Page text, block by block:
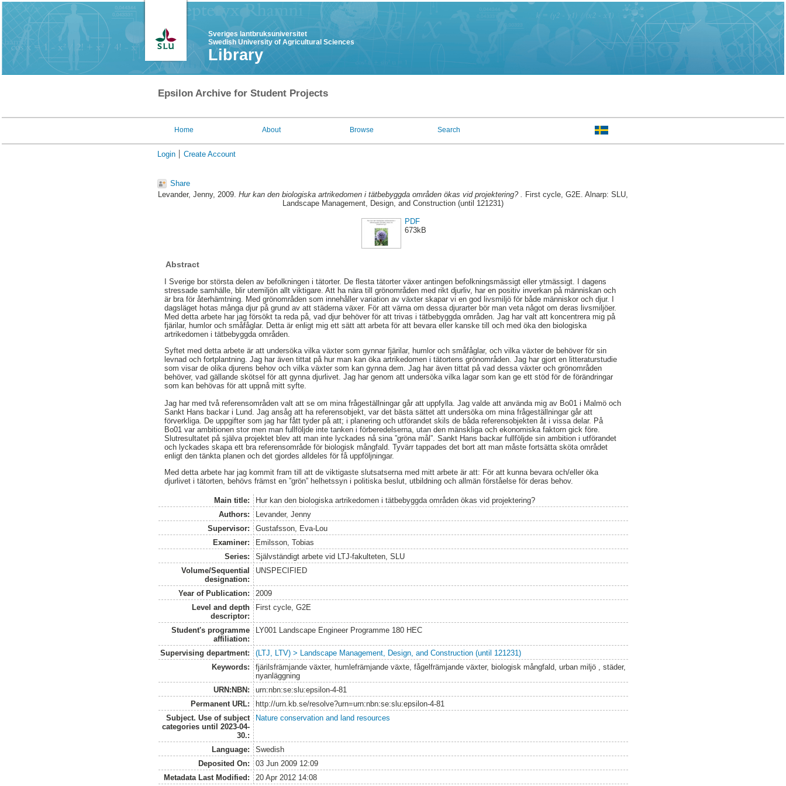
Sveriges lantbruksuniversitet
Swedish University of Agricultural Sciences
Library
Epsilon Archive for Student Projects
Home About Browse Search
Login Create Account
Share
Levander, Jenny, 2009. Hur kan den biologiska artrikedomen i tätbebyggda områden ökas vid projektering? . First cycle, G2E. Alnarp: SLU,
Landscape Management, Design, and Construction (until 121231)
PDF
673kB
Abstract
I Sverige bor största delen av befolkningen i tätorter. De flesta tätorter växer antingen befolkningsmässigt eller ytmässigt. I dagens
stressade samhälle, blir utemiljön allt viktigare. Att ha nära till grönområden med rikt djurliv, har en positiv inverkan på människan och
är bra för återhämtning. Med grönområden som innehåller variation av växter skapar vi en god livsmiljö för både människor och djur. I
dagsläget hotas många djur på grund av att städerna växer. För att värna om dessa djurarter bör man veta något om deras livsmiljöer.
Med detta arbete har jag försökt ta reda på, vad djur behöver för att trivas i tätbebyggda områden. Jag har valt att koncentrera mig på
fjärilar, humlor och småfåglar. Detta är enligt mig ett sätt att arbeta för att bevara eller kanske till och med öka den biologiska
artrikedomen i tätbebyggda områden.
Syftet med detta arbete är att undersöka vilka växter som gynnar fjärilar, humlor och småfåglar, och vilka växter de behöver för sin
levnad och fortplantning. Jag har även tittat på hur man kan öka artrikedomen i tätortens grönområden. Jag har gjort en litteraturstudie
som visar de olika djurens behov och vilka växter som kan gynna dem. Jag har även tittat på vad dessa växter och grönområden
behöver, vad gällande skötsel för att gynna djurlivet. Jag har genom att undersöka vilka lagar som kan ge ett stöd för de förändringar
som kan behövas för att uppnå mitt syfte.
Jag har med två referensområden valt att se om mina frågeställningar går att uppfylla. Jag valde att använda mig av Bo01 i Malmö och
Sankt Hans backar i Lund. Jag ansåg att ha referensobjekt, var det bästa sättet att undersöka om mina frågeställningar går att
förverkliga. De uppgifter som jag har fått tyder på att; i planering och utförandet skils de båda referensobjekten åt i vissa delar. På
Bo01 var ambitionen stor men man fullföljde inte tanken i förberedelserna, utan den mänskliga och ekonomiska faktorn gick före.
Slutresultatet på själva projektet blev att man inte lyckades nå sina ”gröna mål”. Sankt Hans backar fullföljde sin ambition i utförandet
och lyckades skapa ett bra referensområde för biologisk mångfald. Tyvärr tappades det bort att man måste fortsätta sköta området
enligt den tänkta planen och det gjordes alldeles för få uppföljningar.
Med detta arbete har jag kommit fram till att de viktigaste slutsatserna med mitt arbete är att: För att kunna bevara och/eller öka
djurlivet i tätorten, behövs främst en ”grön” helhetssyn i politiska beslut, utbildning och allmän förståelse för deras behov.
Main title:
Hur kan den biologiska artrikedomen i tätbebyggda områden ökas vid projektering?
Authors:
Levander, Jenny
Supervisor:
Gustafsson, Eva-Lou
Examiner:
Emilsson, Tobias
Series:
Självständigt arbete vid LTJ-fakulteten, SLU
Volume/Sequential
designation:
UNSPECIFIED
Year of Publication:
2009
Level and depth
descriptor:
First cycle, G2E
Student's programme
affiliation:
LY001 Landscape Engineer Programme 180 HEC
Supervising department:
(LTJ, LTV) > Landscape Management, Design, and Construction (until 121231)
Keywords:
fjärilsfrämjande växter, humlefrämjande växte, fågelfrämjande växter, biologisk mångfald, urban miljö , städer,
nyanläggning
URN:NBN:
urn:nbn:se:slu:epsilon-4-81
Permanent URL:
http://urn.kb.se/resolve?urn=urn:nbn:se:slu:epsilon-4-81
Subject. Use of subject
categories until 2023-04-
30.:
Nature conservation and land resources
Language:
Swedish
Deposited On:
03 Jun 2009 12:09
Metadata Last Modified:
20 Apr 2012 14:08